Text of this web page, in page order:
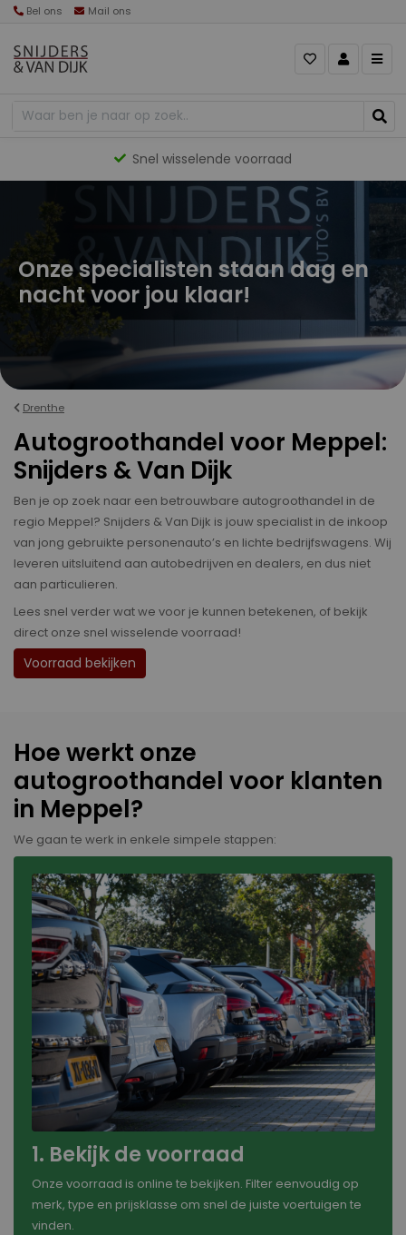
Bel ons Mail ons
Gevarieerd aanbod
Onze specialisten staan dag en
nacht voor jou klaar!
Drenthe
Autogroothandel voor Meppel:
Snijders & Van Dijk
Ben je op zoek naar een betrouwbare autogroothandel in de
regio Meppel? Snijders & Van Dijk is jouw specialist in de inkoop
van jong gebruikte personenauto’s en lichte bedrijfswagens. Wij
leveren uitsluitend aan autobedrijven en dealers, en dus niet
aan particulieren.
Lees snel verder wat we voor je kunnen betekenen, of bekijk
direct onze snel wisselende voorraad!
Voorraad bekijken
Hoe werkt onze
autogroothandel voor klanten
in Meppel?
We gaan te werk in enkele simpele stappen:
1. Bekijk de voorraad
Onze voorraad is online te bekijken. Filter eenvoudig op
merk, type en prijsklasse om snel de juiste voertuigen te
vinden.